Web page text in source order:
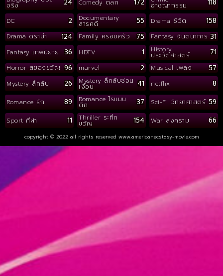
จริง 24 Comedy ตลก 172 อาชญากรรม 118
DC 2 Documentary
สารคดี 55 Drama ชีวิต 158
Drama ดราม่า 124 Family ครอบครัว 75 Fantasy จินตนาการ 31
Fantasy เทพนิยาย 36 HDTV 1 History
ประวัติศาสตร์ 71
Horror สยองขวัญ 96 marvel 2 Musical เพลง 57
Mystery ลึกลับ 26 Mystery ลึกลับซ่อน
เงื่อน 41 netflix 8
Romance รัก 89 Romance โรแมน
ติก 37 Sci-Fi วิทยาศาสตร์ 59
Sport กีฬา 11 Thriller ระทึก
ขวัญ 154 War สงคราม 66
copyright © 2022 all rights reserved www.americanecstasy-movie.com